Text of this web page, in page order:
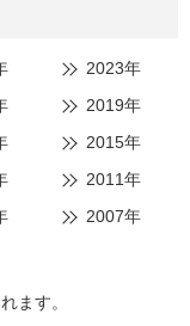
2023年
2019年
2015年
2011年
2007年
ます。